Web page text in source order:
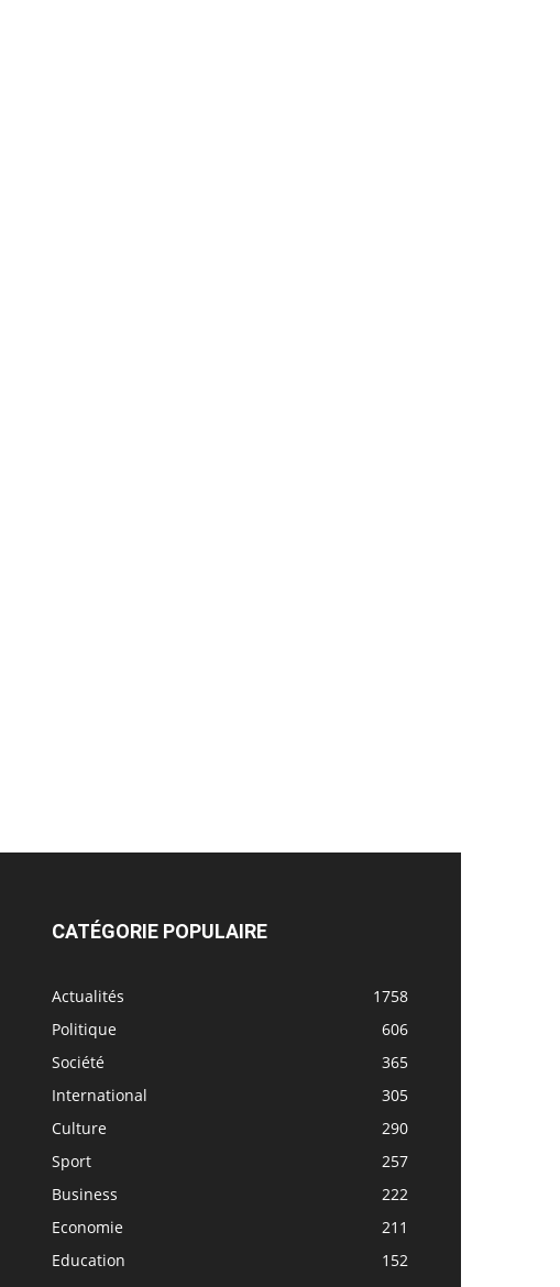
CATÉGORIE POPULAIRE
Actualités
1758
Politique
606
Société
365
International
305
Culture
290
Sport
257
Business
222
Economie
211
Education
152